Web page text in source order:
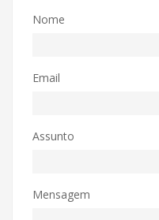
Nome
Email
Assunto
Mensagem